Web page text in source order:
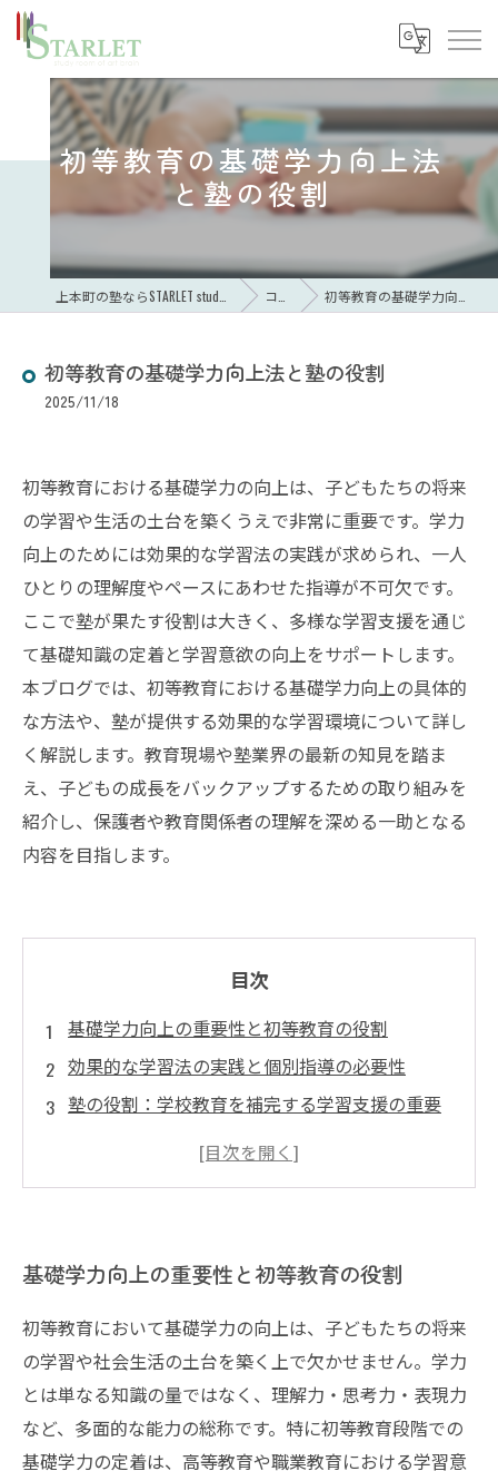
初等教育の基礎学力向上法
と塾の役割
コラム 初等教育の基礎学力向上法と塾の役割
初等教育の基礎学力向上法と塾の役割
2025/11/18
初等教育における基礎学力の向上は、子どもたちの将来
の学習や生活の土台を築くうえで非常に重要です。学力
向上のためには効果的な学習法の実践が求められ、一人
ひとりの理解度やペースにあわせた指導が不可欠です。
ここで塾が果たす役割は大きく、多様な学習支援を通じ
て基礎知識の定着と学習意欲の向上をサポートします。
本ブログでは、初等教育における基礎学力向上の具体的
な方法や、塾が提供する効果的な学習環境について詳し
く解説します。教育現場や塾業界の最新の知見を踏ま
え、子どもの成長をバックアップするための取り組みを
紹介し、保護者や教育関係者の理解を深める一助となる
内容を目指します。
目次
基礎学力向上の重要性と初等教育の役割
効果的な学習法の実践と個別指導の必要性
塾の役割：学校教育を補完する学習支援の重要
て
基礎学力向上の重要性と初等教育の役割
初等教育において基礎学力の向上は、子どもたちの将来
の学習や社会生活の土台を築く上で欠かせません。学力
とは単なる知識の量ではなく、理解力・思考力・表現力
など、多面的な能力の総称です。特に初等教育段階での
基礎学力の定着は、高等教育や職業教育における学習意